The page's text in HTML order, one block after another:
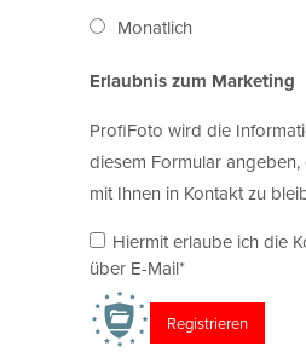
Monatlich
Erlaubnis zum Marketing
ProfiFoto wird die
diesem Formular
mit Ihnen in Kontakt zu
Hiermit erlaube ich die
über E-Mail*